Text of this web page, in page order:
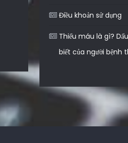
Điều khoản sử dụng
Thiếu máu là gì?
biết của người bệnh